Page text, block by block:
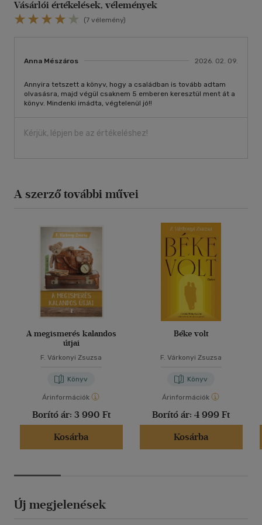
Vásárlói értékelések, vélemények
(7 vélemény)
Anna Mészáros 2026. 02. 09.
Annyira tetszett a könyv, hogy a családban is tovább adtam
olvasásra, majd végül csaknem 5 emberen keresztül ment át a
könyv. Mindenki imádta, végtelenül jó!!
Kérjük, lépjen be az értékeléshez!
A szerző további művei
A megismerés kalandos
útjai
F. Várkonyi Zsuzsa
Könyv
Árinformációk
Borító ár: 3 990 Ft
Kosárba
Béke volt
F. Várkonyi Zsuzsa
Könyv
Árinformációk
Borító ár: 4 999 Ft
Kosárba
Új megjelenések